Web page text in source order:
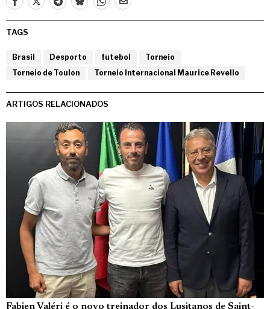
TAGS
Brasil Desporto futebol
Torneio
Torneio de Toulon
Torneio Internacional Maurice Revello
ARTIGOS RELACIONADOS
Fabien Valéri é o novo treinador dos Lusitanos de Saint-